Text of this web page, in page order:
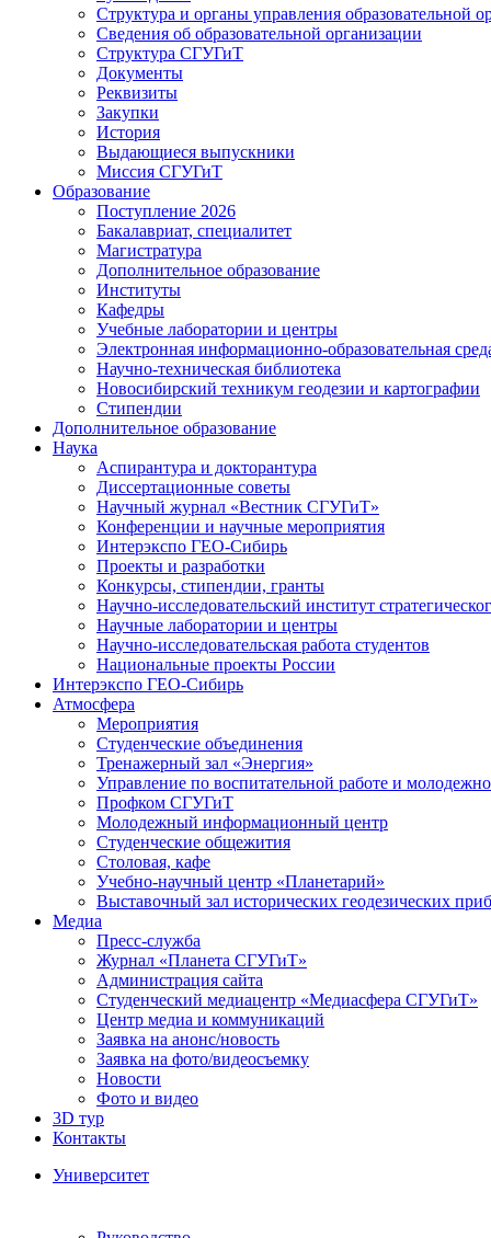
Структура и органы управления образовательной
Сведения об образовательной организации
Структура СГУГиТ
Документы
Реквизиты
Закупки
История
Выдающиеся выпускники
Миссия СГУГиТ
Образование
Поступление 2026
Бакалавриат, специалитет
Магистратура
Дополнительное образование
Институты
Кафедры
Учебные лаборатории и центры
Электронная информационно-образовательная
Научно-техническая библиотека
Новосибирский техникум геодезии и картографии
Стипендии
Дополнительное образование
Наука
Аспирантура и докторантура
Диссертационные советы
Научный журнал «Вестник СГУГиТ»
Конференции и научные мероприятия
Интерэкспо ГЕО-Сибирь
Проекты и разработки
Конкурсы, стипендии, гранты
Научно-исследовательский институт
Научные лаборатории и центры
Научно-исследовательская работа студентов
Национальные проекты России
Интерэкспо ГЕО-Сибирь
Атмосфера
Мероприятия
Студенческие объединения
Тренажерный зал «Энергия»
Управление по воспитательной работе и
Профком СГУГиТ
Молодежный информационный центр
Студенческие общежития
Столовая, кафе
Учебно-научный центр «Планетарий»
Выставочный зал исторических геодезических
Медиа
Пресс-служба
Журнал «Планета СГУГиТ»
Администрация сайта
Студенческий медиацентр «Медиасфера СГУГиТ»
Центр медиа и коммуникаций
Заявка на анонс/новость
Заявка на фото/видеосъемку
Новости
Фото и видео
3D тур
Контакты
Университет